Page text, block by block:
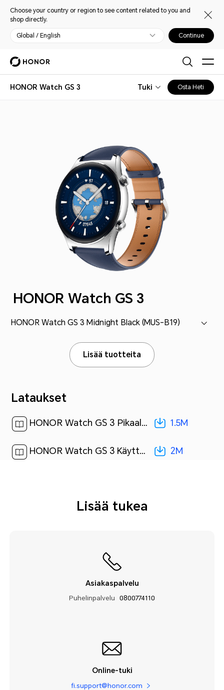
Choose your country or region to see content related to you and
shop directly.
Global / English Continue
HONOR Watch GS 3 Tuki Osta Heti
HONOR Watch GS 3
HONOR Watch GS 3 Midnight Black (MUS-B19)
Lisää tuotteita
Lataukset
HONOR Watch GS 3 Pikaaloitusopas-(01,MUS-B19,fi-FI)[ 1.5M ] 1.5M
HONOR Watch GS 3 Käyttöopas-(01,MUS-B19,fi-FI)[ 2M ] 2M
Lisää tukea
Asiakaspalvelu
Puhelinpalvelu 0800774110
Online-tuki
fi.support@honor.com